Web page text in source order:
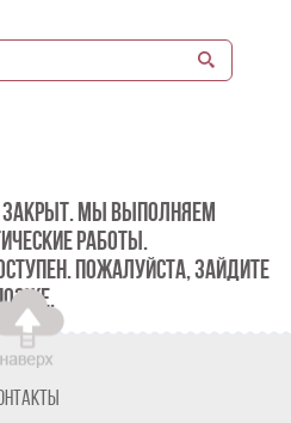
ЗАКРЫТ. МЫ ВЫПОЛНЯЕМ
РАБОТЫ.
ПОЖАЛУЙСТА, ЗАЙДИТЕ